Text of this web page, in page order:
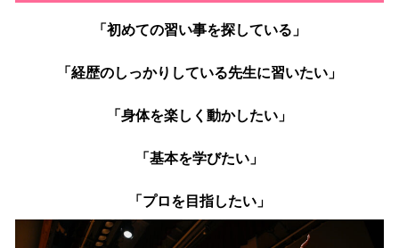
「初めての習い事を探している」
「経歴のしっかりしている先生に習いたい」
「身体を楽しく動かしたい」
「基本を学びたい」
「プロを目指したい」